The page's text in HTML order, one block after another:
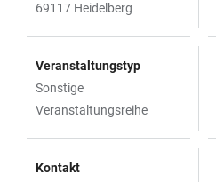
69117 Heidelberg
Veranstaltungstyp
Sonstige
Veranstaltungsreihe
Kontakt